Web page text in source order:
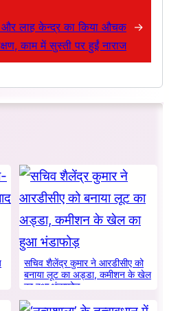
और लाह केन्द्र का किया औचक
काम में सुस्ती पर हुईं नाराज
→
सचिव शैलेंद्र कुमार ने आरडीसीए को
बनाया लूट का अड्डा, कमीशन के खेल
का हुआ भंडाफोड़